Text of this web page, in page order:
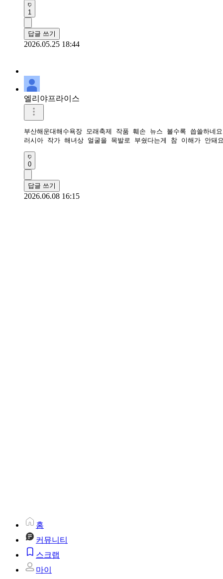
1
답글 쓰기
2026.05.25 18:44
엘리야프라이스
부산해운대해수욕장 모래축제 작품 훼손 뉴스 볼수록 씁쓸하
러시아 작가 해녀상 얼굴을 목발로 부쉈다는게 참 이해가 안
0
답글 쓰기
2026.06.08 16:15
홈
커뮤니티
스크랩
마이